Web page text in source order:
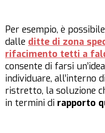
Per esempio, è
dalle ditte di zona
rifacimento tetti a
consente di farsi
individuare, all’interno
ristretto, la soluzione
in termini di rapporto